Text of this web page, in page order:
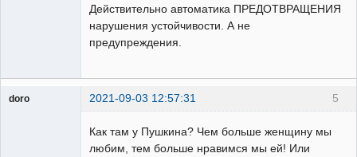
Действительно автоматика ПРЕДОТВРАЩЕНИЯ
нарушения устойчивости. А не
предупреждения.
5
doro 2021-09-03 12:57:31
Как там у Пушкина? Чем больше женщину мы
любим, тем больше нравимся мы ей! Или